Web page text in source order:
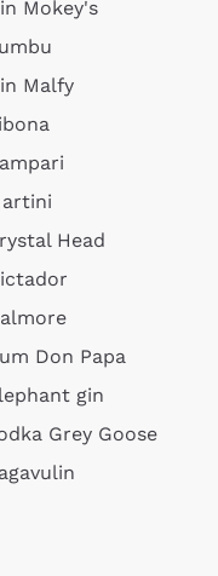
Mokey's
Malfy
Head
Don Papa
gin
Grey Goose